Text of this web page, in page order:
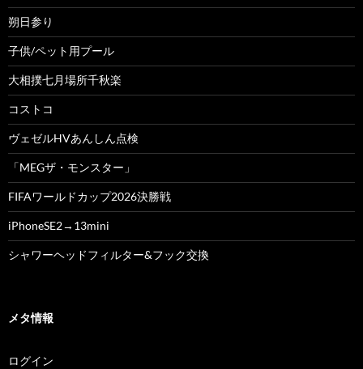
朔日参り
子供/ペット用プール
大相撲七月場所千秋楽
コストコ
ヴェゼルHVあんしん点検
「MEGザ・モンスター」
FIFAワールドカップ2026決勝戦
iPhoneSE2→13mini
シャワーヘッドフィルター&フック交換
メタ情報
ログイン